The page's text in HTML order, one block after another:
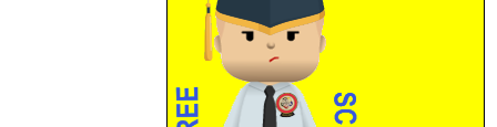
karate en internet
El karate en internet